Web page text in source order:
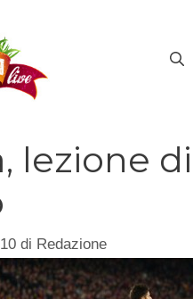
lezione di
di Redazione